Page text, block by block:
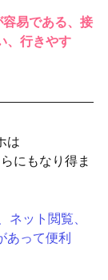
易である、接
、行きやす
は
にもなり得ま
ネット閲覧、
あって便利